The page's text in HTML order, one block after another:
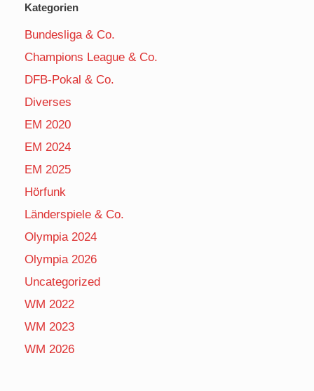
Kategorien
Bundesliga & Co.
Champions League & Co.
DFB-Pokal & Co.
Diverses
EM 2020
EM 2024
EM 2025
Hörfunk
Länderspiele & Co.
Olympia 2024
Olympia 2026
Uncategorized
WM 2022
WM 2023
WM 2026